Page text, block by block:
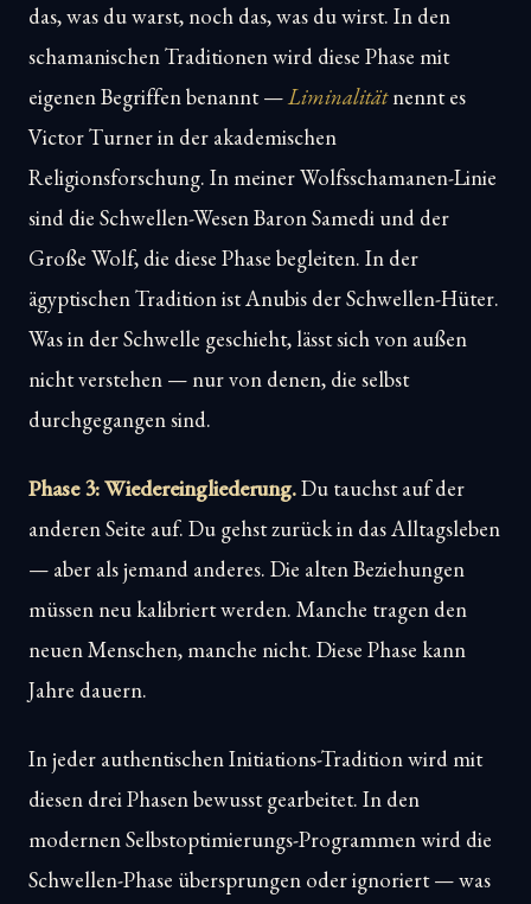
das, was du warst, noch das, was du wirst. In den
schamanischen Traditionen wird diese Phase mit
eigenen Begriffen benannt —Liminalitätnennt es
Victor Turner in der akademischen
Religionsforschung. In meiner Wolfsschamanen-Linie
sind die Schwellen-Wesen Baron Samedi und der
Große Wolf, die diese Phase begleiten. In der
ägyptischen Tradition ist Anubis der Schwellen-Hüter.
Was in der Schwelle geschieht, lässt sich von außen
nicht verstehen — nur von denen, die selbst
durchgegangen sind.
Phase 3: Wiedereingliederung.Du tauchst auf der
anderen Seite auf. Du gehst zurück in das Alltagsleben
— aber als jemand anderes. Die alten Beziehungen
müssen neu kalibriert werden. Manche tragen den
neuen Menschen, manche nicht. Diese Phase kann
Jahre dauern.
In jeder authentischen Initiations-Tradition wird mit
diesen drei Phasen bewusst gearbeitet. In den
modernen Selbstoptimierungs-Programmen wird die
Schwellen-Phase übersprungen oder ignoriert — was